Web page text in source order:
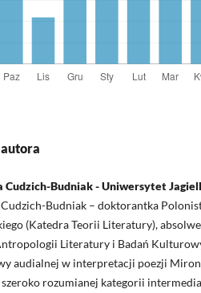
Cudzich-Budniak - Uniwersytet
Budniak – doktorantka
(Katedra Teorii Literatury),
Literatury i Badań
audialnej w interpretacji poezji
szeroko rozumianej kategorii